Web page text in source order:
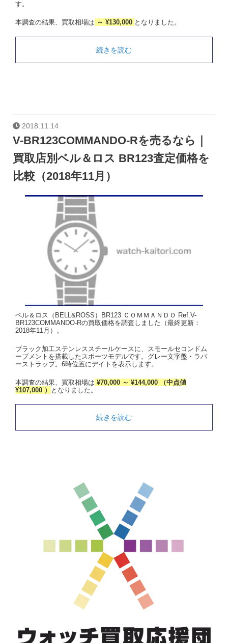
す。
本調査の結果、買取相場は ～ ¥130,000 となりました。
続きを読む
2018.11.14
V-BR123COMMANDO-Rを売るなら｜
買取店別ベル＆ロス BR123査定価格を
比較（2018年11月）
ベル＆ロス（BELL&ROSS）BR123 ＣＯＭＭＡＮＤＯ Ref.V-
BR123COMMANDO-Rの買取価格を調査しました（最終更新：
2018年11月）。
ブラック加工ステンレススチールケースに、スモールセコンドム
ーブメントを搭載したスポーツモデルです。グレー文字盤・ラバ
ーストラップ。6時位置にデイトを表示します。
本調査の結果、買取相場は ¥70,000 ～ ¥144,000 （中点値
¥107,000 ）
となりました。
続きを読む